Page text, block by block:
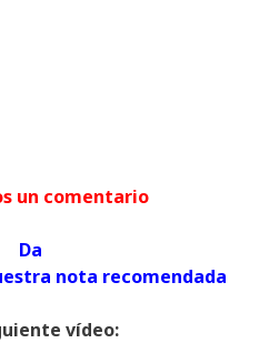
un comentario
Da
nota recomendada
vídeo: